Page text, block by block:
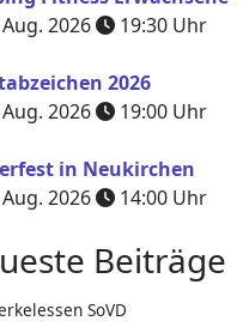
2026
19:30 Uhr
2026
2026
19:00 Uhr
in Neukirchen
2026
14:00 Uhr
Beiträge
SoVD